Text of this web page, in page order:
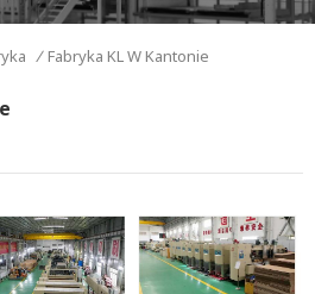
/ Fabryka KL W Kantonie